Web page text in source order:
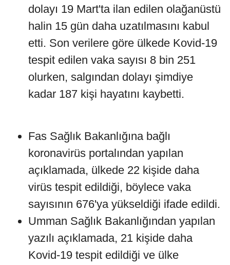
dolayı 19 Mart'ta ilan edilen olağanüstü
halin 15 gün daha uzatılmasını kabul
etti. Son verilere göre ülkede Kovid-19
tespit edilen vaka sayısı 8 bin 251
olurken, salgından dolayı şimdiye
kadar 187 kişi hayatını kaybetti.
Fas Sağlık Bakanlığına bağlı
koronavirüs portalından yapılan
açıklamada, ülkede 22 kişide daha
virüs tespit edildiği, böylece vaka
sayısının 676'ya yükseldiği ifade edildi.
Umman Sağlık Bakanlığından yapılan
yazılı açıklamada, 21 kişide daha
Kovid-19 tespit edildiği ve ülke